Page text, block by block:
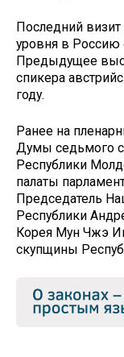
Последний визит
уровня в Россию
Предыдущее
спикера
году.
Ранее на
Думы седьмого
Республики
палаты
Председатель
Республики
Корея Мун Чжэ
скупщины